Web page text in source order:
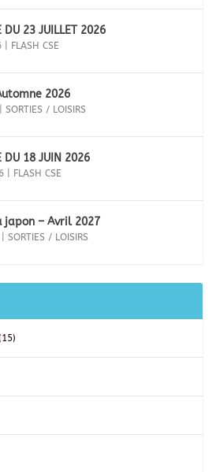
DU 23 JUILLET 2026
FLASH CSE
2026
|SORTIES / LOISIRS
DU 18 JUIN 2026
FLASH CSE
japon – Avril 2027
|SORTIES / LOISIRS